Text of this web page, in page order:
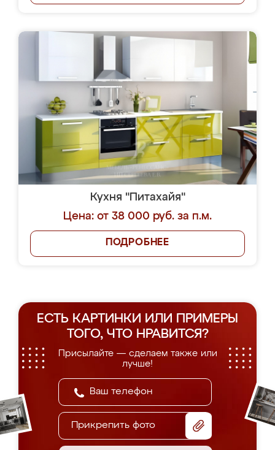
Кухня "Питахайя"
Цена: от 38 000 руб. за п.м.
ПОДРОБНЕЕ
ЕСТЬ КАРТИНКИ ИЛИ ПРИМЕРЫ
ТОГО, ЧТО НРАВИТСЯ?
Присылайте — сделаем также или
лучше!
Прикрепить фото